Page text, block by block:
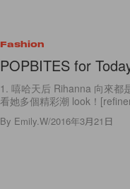
Fashion
POPBITES for
1. 嘻哈天后 Rihanna 向來都
看她多個精彩潮 look！
By Emily.W/2016年3月21日